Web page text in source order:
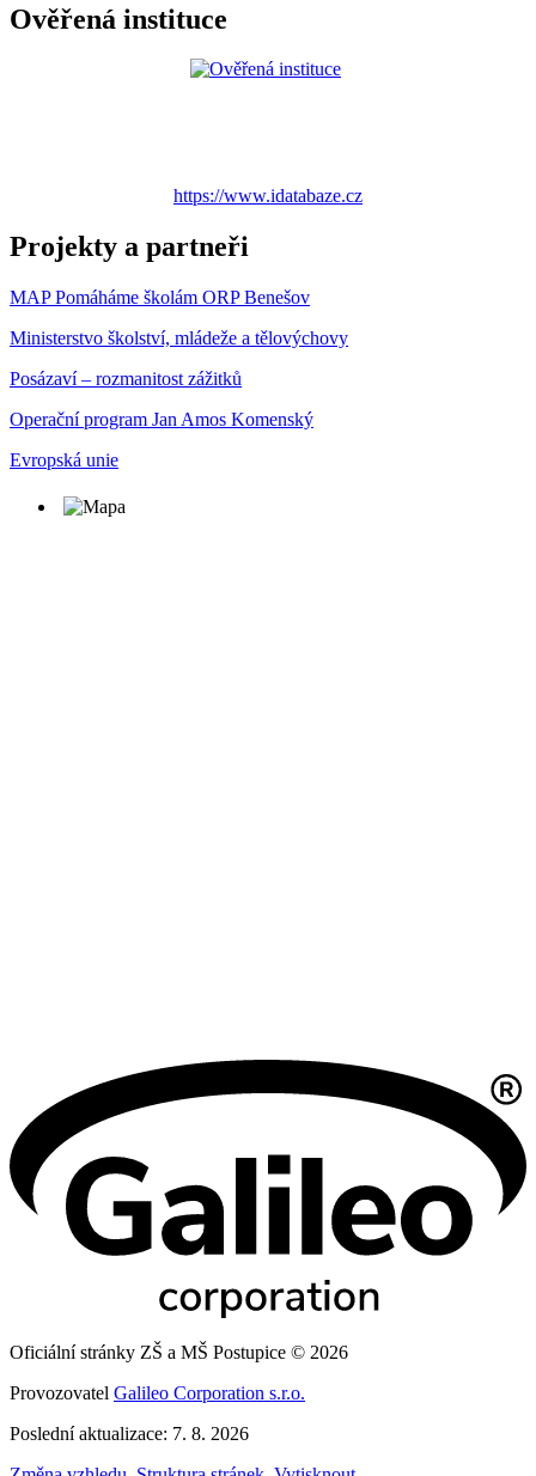
Ověřená instituce
https://www.idatabaze.cz
Projekty a partneři
MAP Pomáháme školám ORP Benešov
Ministerstvo školství, mládeže a tělovýchovy
Posázaví – rozmanitost zážitků
Operační program Jan Amos Komenský
Evropská unie
Oficiální stránky ZŠ a MŠ Postupice © 2026
Provozovatel Galileo Corporation s.r.o.
Poslední aktualizace: 7. 8. 2026